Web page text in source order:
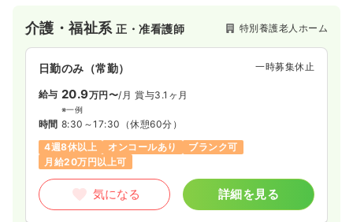
介護・福祉系正・准看護師 特別養護老人ホーム
日勤のみ（常勤） 一時募集休止
給与 20.9万円〜/月 賞与3.1ヶ月
※一例
時間 8:30～17:30 （休憩60分）
4週8休以上
オンコールあり
ブランク可
月給20万円以上可
気になる 詳細を見る